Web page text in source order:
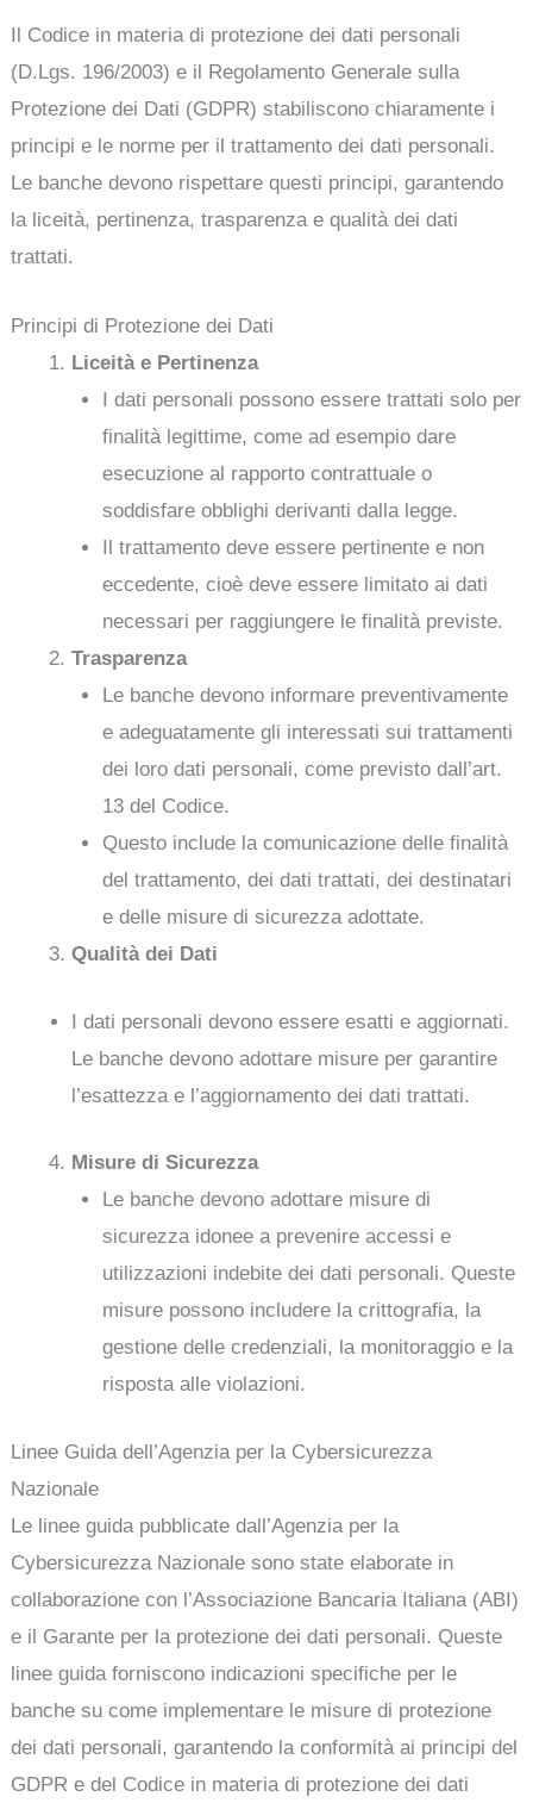
Il Codice in materia di protezione dei dati personali
(D.Lgs. 196/2003) e il Regolamento Generale sulla
Protezione dei Dati (GDPR) stabiliscono chiaramente i
principi e le norme per il trattamento dei dati personali.
Le banche devono rispettare questi principi, garantendo
la liceità, pertinenza, trasparenza e qualità dei dati
trattati.
Principi di Protezione dei Dati
Liceità e Pertinenza
I dati personali possono essere trattati solo per
finalità legittime, come ad esempio dare
esecuzione al rapporto contrattuale o
soddisfare obblighi derivanti dalla legge.
Il trattamento deve essere pertinente e non
eccedente, cioè deve essere limitato ai dati
necessari per raggiungere le finalità previste.
Trasparenza
Le banche devono informare preventivamente
e adeguatamente gli interessati sui trattamenti
dei loro dati personali, come previsto dall’art.
13 del Codice.
Questo include la comunicazione delle finalità
del trattamento, dei dati trattati, dei destinatari
e delle misure di sicurezza adottate.
Qualità dei Dati
I dati personali devono essere esatti e aggiornati.
Le banche devono adottare misure per garantire
l’esattezza e l’aggiornamento dei dati trattati.
Misure di Sicurezza
Le banche devono adottare misure di
sicurezza idonee a prevenire accessi e
utilizzazioni indebite dei dati personali. Queste
misure possono includere la crittografia, la
gestione delle credenziali, la monitoraggio e la
risposta alle violazioni.
Linee Guida dell’Agenzia per la Cybersicurezza
Nazionale
Le linee guida pubblicate dall’Agenzia per la
Cybersicurezza Nazionale sono state elaborate in
collaborazione con l’Associazione Bancaria Italiana (ABI)
e il Garante per la protezione dei dati personali. Queste
linee guida forniscono indicazioni specifiche per le
banche su come implementare le misure di protezione
dei dati personali, garantendo la conformità ai principi del
GDPR e del Codice in materia di protezione dei dati